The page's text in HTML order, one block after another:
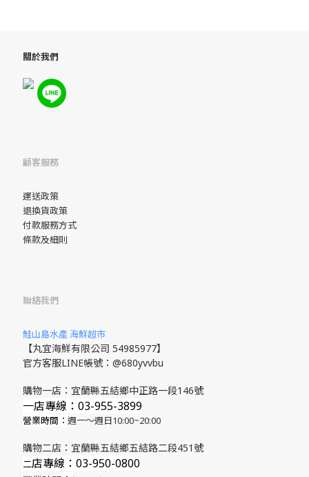
關於我們
顧客服務
運送政策
退換貨政策
付款服務方式
條款及細則
聯絡我們
鮭山島水產 海鮮超市
【丸宜海鮮有限公司 54985977】
官方客服LINE帳號：@680yvvbu
購物一店：宜蘭縣五結鄉中正路一段146號
一店專線：03-955-3899
營業時間： 週一～週日10:00~20:00
購物二店：宜蘭縣五結鄉五結路二段451號
​二店專線 ：03-950-0800